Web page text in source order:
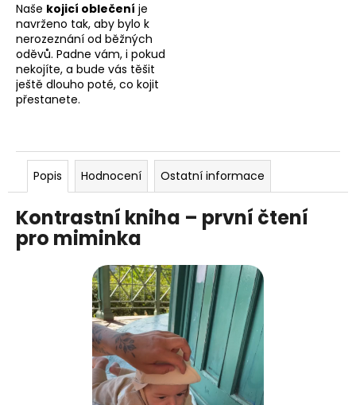
Naše kojicí oblečení je
navrženo tak, aby bylo k
nerozeznání od běžných
oděvů. Padne vám, i pokud
nekojíte, a bude vás těšit
ještě dlouho poté, co kojit
přestanete.
Popis Hodnocení Ostatní informace
Kontrastní kniha – první čtení
pro miminka